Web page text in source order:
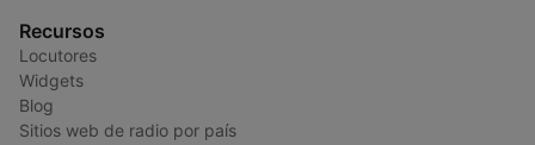
Recursos
Locutores
Widgets
Blog
Sitios web de radio por país